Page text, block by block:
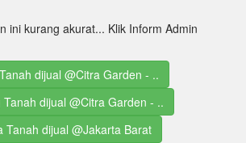
ini kurang akurat... Klik Inform Admin
dijual @Citra Garden - ..
Tanah dijual @Citra Garden - ..
Tanah dijual @Jakarta Barat